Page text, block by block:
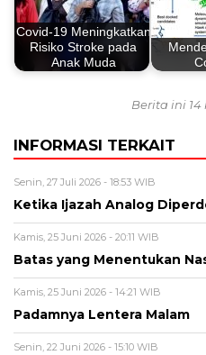
Covid-19 Meningkatkan
Risiko Stroke pada
Anak Muda
Berita ini
INFORMASI TERKAIT
Senin, 27 Juli 2026 - 18:53 WIB
Ketika Ijazah Analog
Kamis, 25 Juni 2026 - 20:11 WIB
Batas yang Menentukan
Kamis, 25 Juni 2026 - 14:21 WIB
Padamnya Lentera Malam
Senin, 22 Juni 2026 - 15:10 WIB